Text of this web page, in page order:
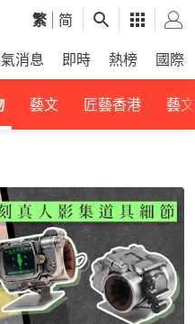
繁 简
消息 即時 熱榜 國際
藝文 匠藝香港 藝